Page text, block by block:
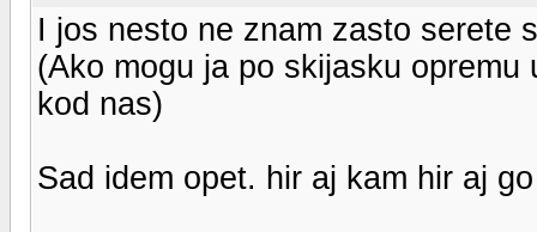
I jos nesto ne znam zasto serete
(Ako mogu ja po skijasku
kod nas)
Sad idem opet. hir aj kam hir aj go